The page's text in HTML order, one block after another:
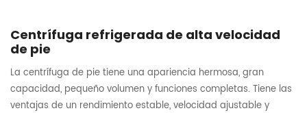
Centrífuga refrigerada de alta velocidad
de pie
La centrífuga de pie tiene una apariencia hermosa, gran
capacidad, pequeño volumen y funciones completas. Tiene las
ventajas de un rendimiento estable, velocidad ajustable y